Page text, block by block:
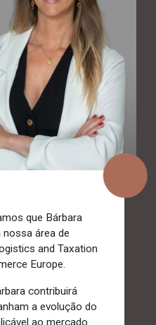
que Bárbara
nossa área de
and Taxation
Europe.
contribuirá
a evolução do
ao mercado